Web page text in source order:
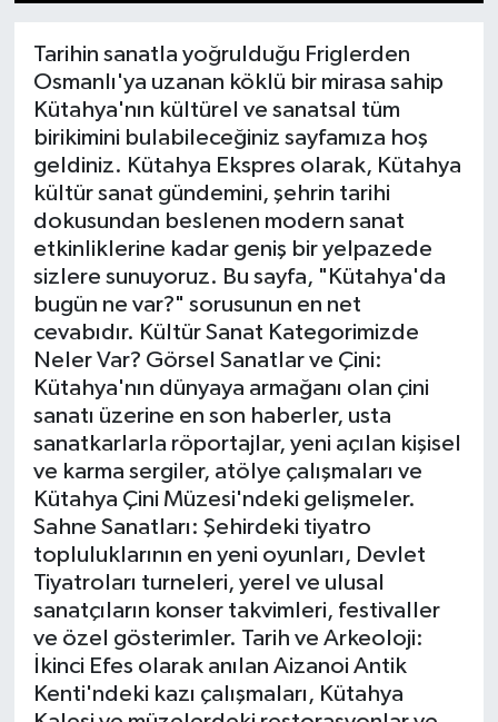
Tarihin sanatla yoğrulduğu Friglerden
Osmanlı'ya uzanan köklü bir mirasa sahip
Kütahya'nın kültürel ve sanatsal tüm
birikimini bulabileceğiniz sayfamıza hoş
geldiniz. Kütahya Ekspres olarak, Kütahya
kültür sanat gündemini, şehrin tarihi
dokusundan beslenen modern sanat
etkinliklerine kadar geniş bir yelpazede
sizlere sunuyoruz. Bu sayfa, "Kütahya'da
bugün ne var?" sorusunun en net
cevabıdır. Kültür Sanat Kategorimizde
Neler Var? Görsel Sanatlar ve Çini:
Kütahya'nın dünyaya armağanı olan çini
sanatı üzerine en son haberler, usta
sanatkarlarla röportajlar, yeni açılan kişisel
ve karma sergiler, atölye çalışmaları ve
Kütahya Çini Müzesi'ndeki gelişmeler.
Sahne Sanatları: Şehirdeki tiyatro
topluluklarının en yeni oyunları, Devlet
Tiyatroları turneleri, yerel ve ulusal
sanatçıların konser takvimleri, festivaller
ve özel gösterimler. Tarih ve Arkeoloji:
İkinci Efes olarak anılan Aizanoi Antik
Kenti'ndeki kazı çalışmaları, Kütahya
Ekonomi
Emet
Foto Galeri
Gediz
Genel
Gündem
Hisarcık
İlçeler
Köşe Yazıları
Kültür Sanat